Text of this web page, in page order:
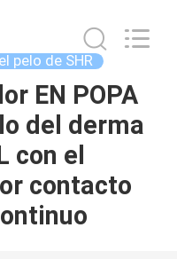
pelo de SHR
EN POPA
del derma
con el
contacto